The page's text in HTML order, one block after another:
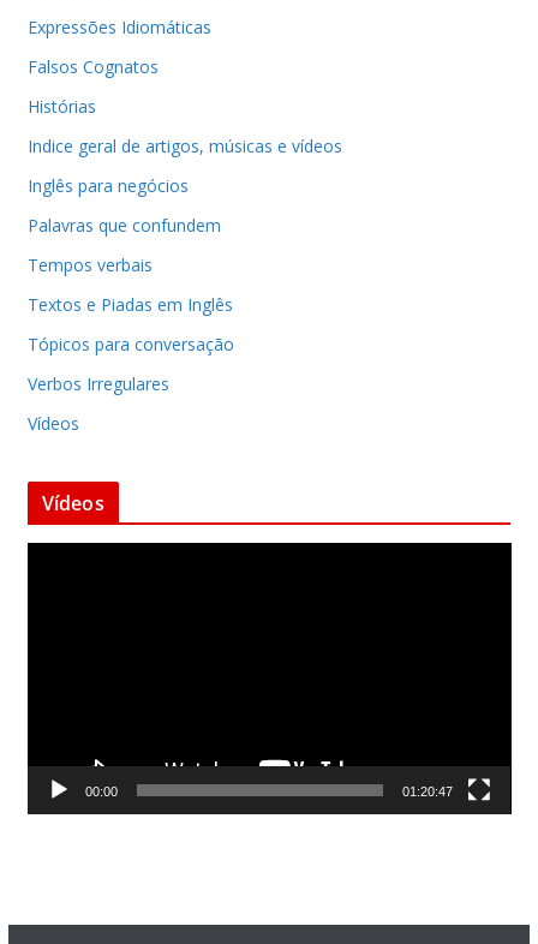
Expressões Idiomáticas
Falsos Cognatos
Histórias
Indice geral de artigos, músicas e vídeos
Inglês para negócios
Palavras que confundem
Tempos verbais
Textos e Piadas em Inglês
Tópicos para conversação
Verbos Irregulares
Vídeos
Vídeos
d
00:00 01:20:47